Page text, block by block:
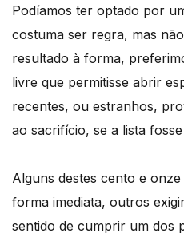
Podíamos ter optado por
costuma ser regra, mas
resultado à forma,
livre que permitisse abrir
recentes, ou estranhos,
ao sacrifício, se a lista
Alguns destes cento e onze
forma imediata, outros
sentido de cumprir um dos